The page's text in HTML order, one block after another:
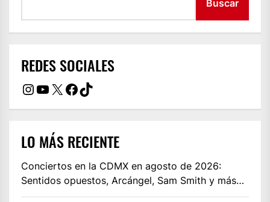
Buscar
REDES SOCIALES
Instagram
YouTube
X Facebook
TikTok
LO MÁS RECIENTE
Conciertos en la CDMX en agosto de 2026:
Sentidos opuestos, Arcángel, Sam Smith y más…